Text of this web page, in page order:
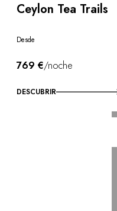
Ceylon Tea Trails
Desde
769 €/noche
DESCUBRIR